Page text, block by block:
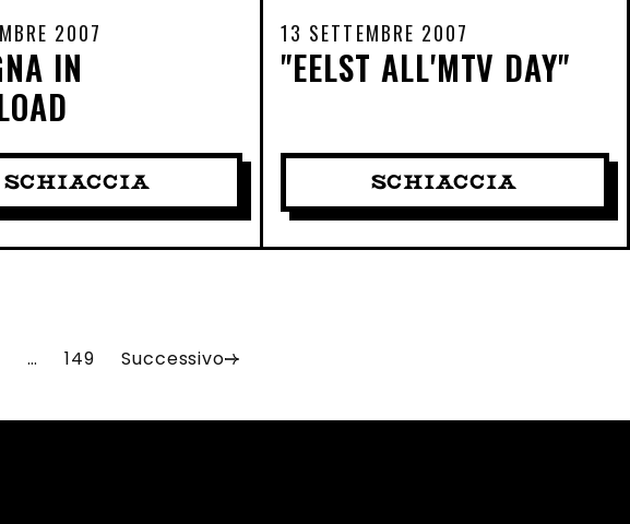
2007
IN
SCHIACCIA
13 SETTEMBRE 2007
"EELST ALL'MTV DAY"
SCHIACCIA
… 149 Successivo